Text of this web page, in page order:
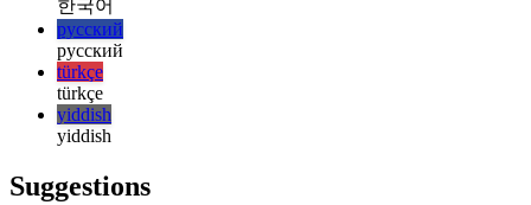
日本語
한국어
한국어
русский
русский
türkçe
türkçe
yiddish
yiddish